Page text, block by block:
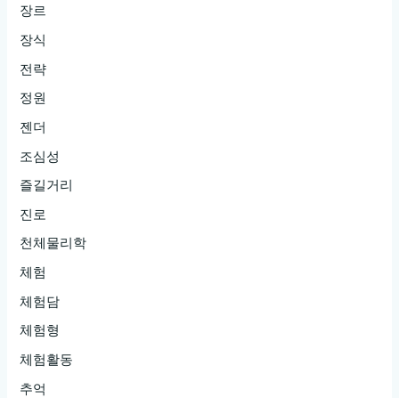
장르
장식
전략
정원
젠더
조심성
즐길거리
진로
천체물리학
체험
체험담
체험형
체험활동
추억